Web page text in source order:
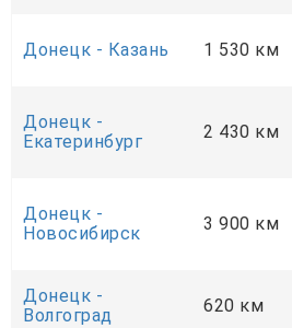
Донецк - Казань 1 530 км
Донецк -
Екатеринбург
2 430 км
Донецк -
Новосибирск
3 900 км
Донецк -
Волгоград
620 км